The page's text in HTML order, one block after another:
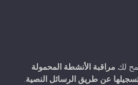
لك مراقبة الأنشطة المحمولة
عن طريق الرسائل النصية.